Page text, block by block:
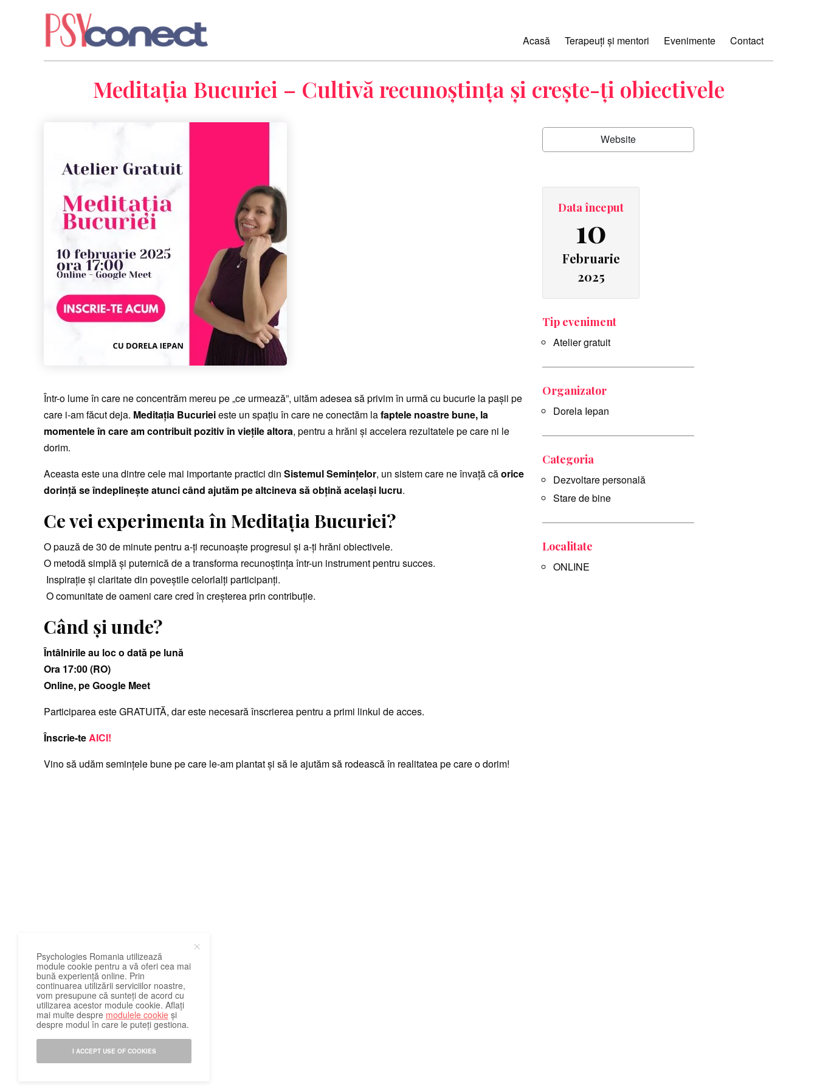
Acasă Terapeuți și mentori Evenimente Contact
Meditația Bucuriei – Cultivă recunoștința și crește-ți obiectivele
Într-o lume în care ne concentrăm mereu pe „ce urmează”, uităm adesea să privim în urmă cu bucurie la pașii pe
care i-am făcut deja. Meditația Bucurieieste un spațiu în care ne conectăm lafaptele noastre bune, la
momentele în care am contribuit pozitiv în viețile altora, pentru a hrăni și accelera rezultatele pe care ni le
dorim.
Aceasta este una dintre cele mai importante practici dinSistemul Semințelor, un sistem care ne învață căorice
dorință se îndeplinește atunci când ajutăm pe altcineva să obțină același lucru.
Ce vei experimenta în Meditația Bucuriei?
O pauză de 30 de minute pentru a-ți recunoaște progresul și a-ți hrăni obiectivele.
O metodă simplă și puternică de a transforma recunoștința într-un instrument pentru succes.
Inspirație și claritate din poveștile celorlalți participanți.
O comunitate de oameni care cred în creșterea prin contribuție.
Când și unde?
Întâlnirile au loc o dată pe lună
Ora 17:00 (RO)
Online, pe Google Meet
Participarea este GRATUITĂ, dar este necesară înscrierea pentru a primi linkul de acces.
Înscrie-teAICI!
Vino să udăm semințele bune pe care le-am plantat și să le ajutăm să rodească în realitatea pe care o dorim!
Website
Data început
10
Februarie
2025
Tip eveniment
Atelier gratuit
Organizator
Dorela Iepan
Categoria
Dezvoltare personală
Stare de bine
Localitate
ONLINE
Psychologies Romania utilizează
module cookie pentru a vă oferi cea mai
bună experiență online. Prin
continuarea utilizării serviciilor noastre,
vom presupune că sunteți de acord cu
utilizarea acestor module cookie. Aflați
mai multe despre modulele cookie și
despre modul în care le puteți gestiona.
I ACCEPT USE OF COOKIES